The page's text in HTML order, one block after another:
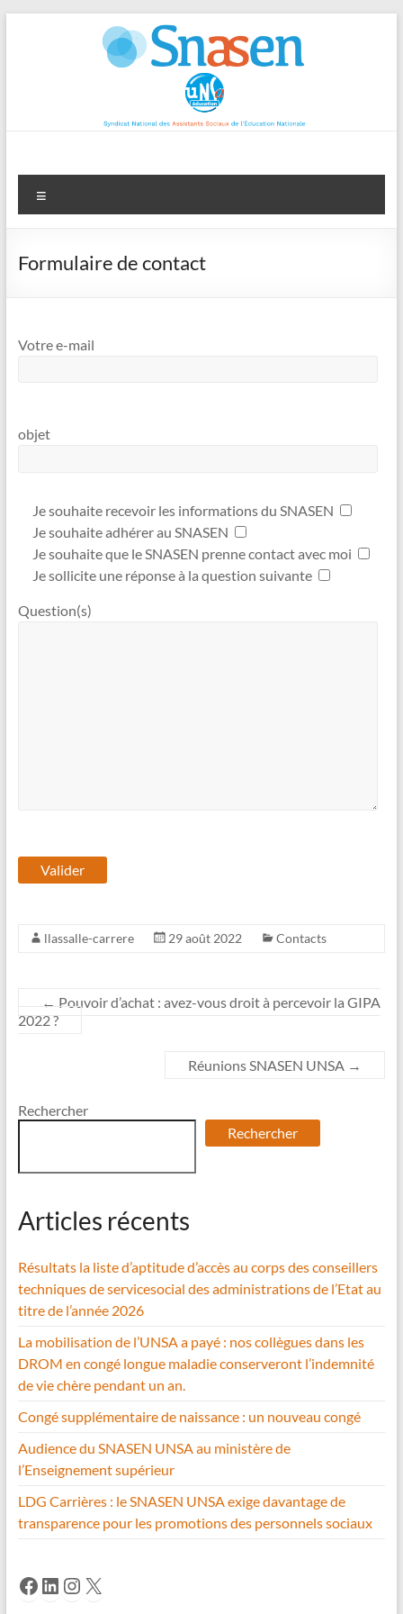
Formulaire de contact
Votre e-mail
objet
Je souhaite recevoir les informations du SNASEN
Je souhaite adhérer au SNASEN
Je souhaite que le SNASEN prenne contact avec moi
Je sollicite une réponse à la question suivante
Question(s)
llassalle-carrere 29 août 2022 Contacts
← Pouvoir d’achat : avez-vous droit à percevoir la GIPA
2022 ?
Réunions SNASEN UNSA →
Rechercher
Rechercher
Articles récents
Résultats la liste d’aptitude d’accès au corps des conseillers
techniques de servicesocial des administrations de l’Etat au
titre de l’année 2026
La mobilisation de l’UNSA a payé : nos collègues dans les
DROM en congé longue maladie conserveront l’indemnité
de vie chère pendant un an.
Congé supplémentaire de naissance : un nouveau congé
Audience du SNASEN UNSA au ministère de
l’Enseignement supérieur
LDG Carrières : le SNASEN UNSA exige davantage de
transparence pour les promotions des personnels sociaux
Facebook
LinkedIn
Instagram
X